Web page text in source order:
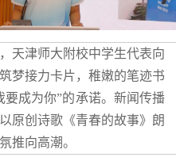
天津师大附校中学生代表向
梦接力卡片，稚嫩的笔迹书
要成为你”的承诺。新闻传播
原创诗歌《青春的故事》朗
推向高潮。